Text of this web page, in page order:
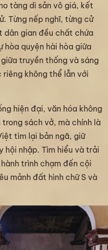
tàng di sản vô giá, kết
Từng nếp nghĩ, từng cử
dân gian đều chất chứa
hòa quyện hài hòa giữa
truyền thống và sáng
không thể lẫn với
hiện đại, văn hóa không
sách vở, mà chính là
tìm lại bản ngã, giữ
hội nhập. Tìm hiểu và trải
trình chạm đến cội
mảnh đất hình chữ S và